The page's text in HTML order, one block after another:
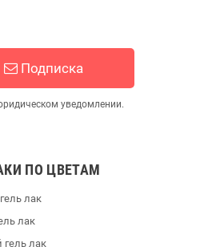
Подписка
уведомлении.
ПО ЦВЕТАМ
лак
лак
лак